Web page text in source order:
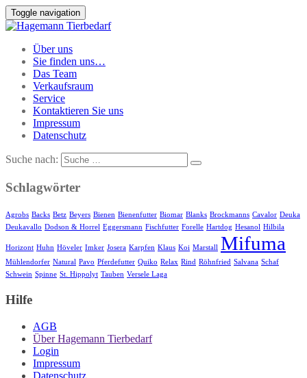
Toggle navigation
Über uns
Sie finden uns…
Das Team
Verkaufsraum
Service
Kontaktieren Sie uns
Impressum
Datenschutz
Suche nach:
Schlagwörter
Agrobs Backs Betz Beyers Bienen Bienenfutter Biomar Blanks Brockmanns Cavalor Deuka
Deukavallo Dodson & Horrel Eggersmann Fischfutter Forelle Hartdog Hesanol Hilbila
Horizont Huhn Höveler Imker Josera Karpfen Klaus Koi Marstall Mifuma
Mühlendorfer Natural Pavo Pferdefutter Quiko Relax Rind Röhnfried Salvana Schaf
Schwein Spinne St. Hippolyt Tauben Versele Laga
Hilfe
AGB
Über Hagemann Tierbedarf
Login
Impressum
Datenschutz